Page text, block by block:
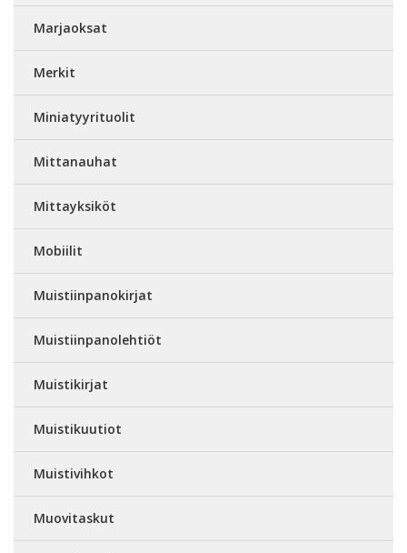
Marjaoksat
Merkit
Miniatyyrituolit
Mittanauhat
Mittayksiköt
Mobiilit
Muistiinpanokirjat
Muistiinpanolehtiöt
Muistikirjat
Muistikuutiot
Muistivihkot
Muovitaskut